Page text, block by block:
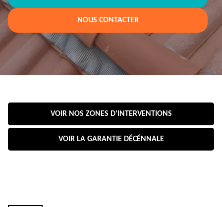
NOUS CONTACTER
VOIR NOS ZONES D'INTERVENTIONS
VOIR LA GARANTIE DÉCÉNNALE